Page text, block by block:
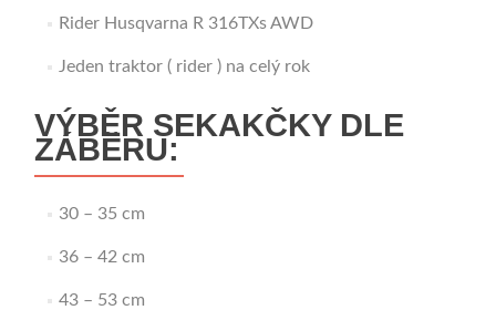
Rider Husqvarna R 316TXs AWD
Jeden traktor ( rider ) na celý rok
VÝBĚR SEKAKČKY DLE
ZÁBĚRU:
30 – 35 cm
36 – 42 cm
43 – 53 cm